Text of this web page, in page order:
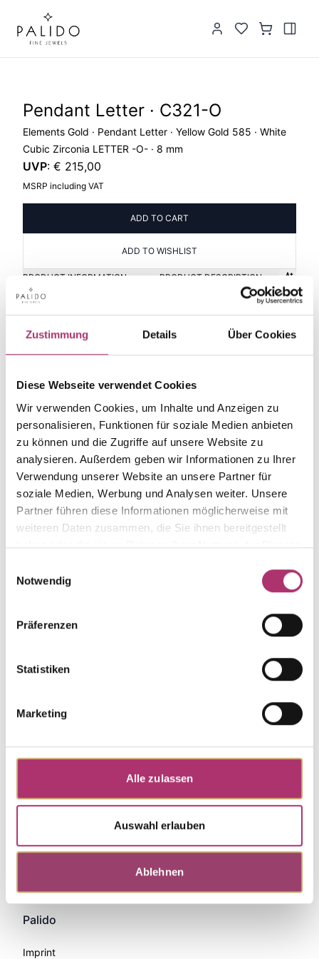
Zustimmung Details Über Cookies
Diese Webseite verwendet Cookies
Wir verwenden Cookies, um Inhalte und Anzeigen zu
personalisieren, Funktionen für soziale Medien anbieten
zu können und die Zugriffe auf unsere Website zu
analysieren. Außerdem geben wir Informationen zu Ihrer
Verwendung unserer Website an unsere Partner für
soziale Medien, Werbung und Analysen weiter. Unsere
Partner führen diese Informationen möglicherweise mit
weiteren Daten zusammen, die Sie ihnen bereitgestellt
haben oder die sie im Rahmen Ihrer Nutzung der Dienste
Notwendig
Präferenzen
Statistiken
Marketing
Alle zulassen
Auswahl erlauben
Ablehnen
Pendant Letter · C321-O
Elements Gold · Pendant Letter · Yellow Gold 585 · White
Cubic Zirconia LETTER -O- · 8 mm
UVP: € 215,00
MSRP including VAT
ADD TO CART
ADD TO WISHLIST
PRODUCT INFORMATION PRODUCT DESCRIPTION
Anhänger Buchstabe
Gold
EAN
Alternative
Metal Fineness
585
Metal Color
yellow gold
Size
8 mm
Gem Color
white
Gem Type
Gem
Discover more pieces from this collection.
Palido
Imprint